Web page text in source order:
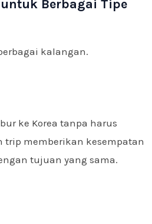
Berbagai Tipe
kalangan.
ke Korea tanpa harus
trip memberikan kesempatan
tujuan yang sama.